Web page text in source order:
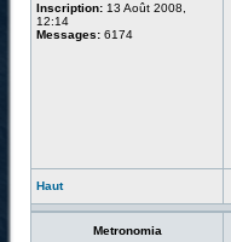
Inscription: 13 Août 2008,
12:14
Messages: 6174
Haut
Metronomia